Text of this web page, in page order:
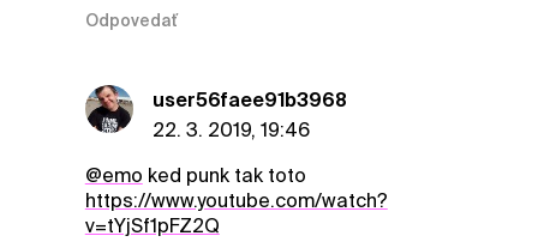
Odpovedať
user56faee91b3968
22. 3. 2019, 19:46
@emo ked punk tak toto
https://www.youtube.com/watch?
v=tYjSf1pFZ2Q